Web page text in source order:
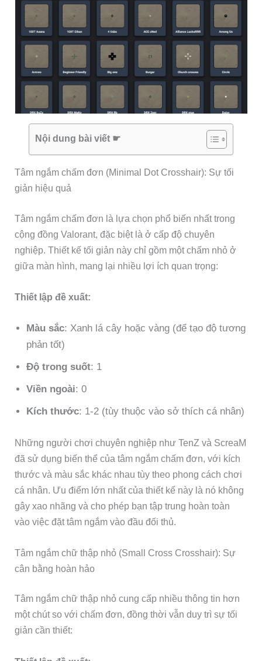
Nội dung bài viết ☛
Tâm ngắm chấm đơn (Minimal Dot Crosshair): Sự tối
giản hiệu quả
Tâm ngắm chấm đơn là lựa chọn phổ biến nhất trong
cộng đồng Valorant, đặc biệt là ở cấp độ chuyên
nghiệp. Thiết kế tối giản này chỉ gồm một chấm nhỏ ở
giữa màn hình, mang lại nhiều lợi ích quan trọng:
Thiết lập đề xuất:
Màu sắc: Xanh lá cây hoặc vàng (để tạo độ tương
phản tốt)
Độ trong suốt: 1
Viền ngoài: 0
Kích thước: 1-2 (tùy thuộc vào sở thích cá nhân)
Những người chơi chuyên nghiệp như TenZ và ScreaM
đã sử dụng biến thể của tâm ngắm chấm đơn, với kích
thước và màu sắc khác nhau tùy theo phong cách chơi
cá nhân. Ưu điểm lớn nhất của thiết kế này là nó không
gây xao nhãng và cho phép bạn tập trung hoàn toàn
vào việc đặt tâm ngắm vào đầu đối thủ.
Tâm ngắm chữ thập nhỏ (Small Cross Crosshair): Sự
cân bằng hoàn hảo
Tâm ngắm chữ thập nhỏ cung cấp nhiều thông tin hơn
một chút so với chấm đơn, đồng thời vẫn duy trì sự tối
giản cần thiết: